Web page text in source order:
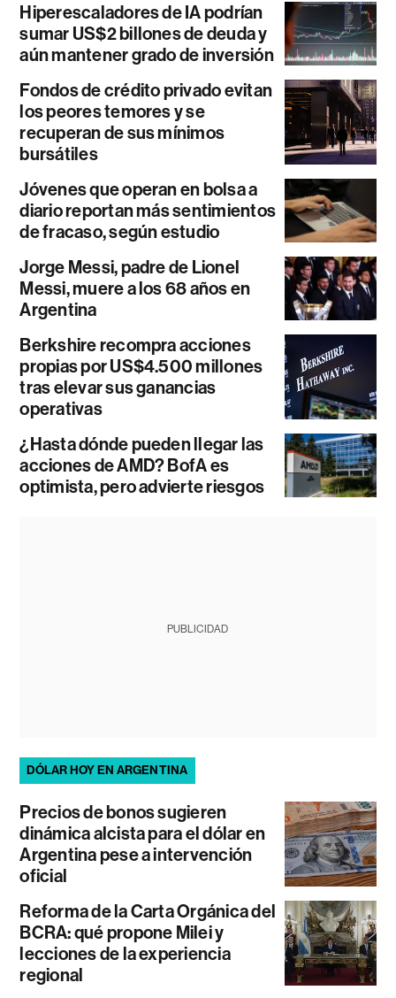
Hiperescaladores de IA podrían
sumar US$2 billones de deuda y
aún mantener grado de inversión
Fondos de crédito privado evitan
los peores temores y se
recuperan de sus mínimos
bursátiles
Jóvenes que operan en bolsa a
diario reportan más sentimientos
de fracaso, según estudio
Jorge Messi, padre de Lionel
Messi, muere a los 68 años en
Argentina
Berkshire recompra acciones
propias por US$4.500 millones
tras elevar sus ganancias
operativas
¿Hasta dónde pueden llegar las
acciones de AMD? BofA es
optimista, pero advierte riesgos
PUBLICIDAD
DÓLAR HOY EN ARGENTINA
Precios de bonos sugieren
dinámica alcista para el dólar en
Argentina pese a intervención
oficial
Reforma de la Carta Orgánica del
BCRA: qué propone Milei y
lecciones de la experiencia
regional